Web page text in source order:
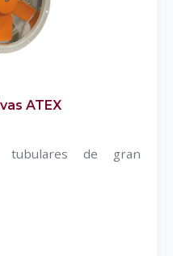
ATEX
tubulares de gran